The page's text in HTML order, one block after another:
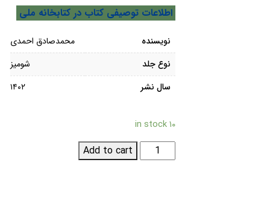
اطلاعات توصیفی کتاب در کتابخانه ملی
نویسنده
محمدصادق احمدی
نوع جلد
شومیز
سال نشر
۱۴۰۲
۱۰ in stock
مکاتبات
کلامی؛
Add to cart